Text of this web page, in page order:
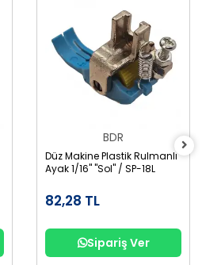
BDR
Düz Makine Plastik Rulmanlı
Ayak 1/16" "Sol" / SP-18L
82,28 TL
Sipariş Ver